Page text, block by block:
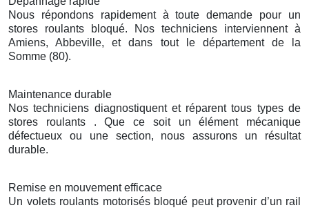
Nous répondons rapidement à toute demande pour un
stores roulants bloqué. Nos techniciens interviennent à
Amiens, Abbeville, et dans tout le département de la
Somme (80).
Maintenance durable
Nos techniciens diagnostiquent et réparent tous types de
stores roulants . Que ce soit un élément mécanique
défectueux ou une section, nous assurons un résultat
durable.
Remise en mouvement efficace
Un volets roulants motorisés bloqué peut provenir d’un rail